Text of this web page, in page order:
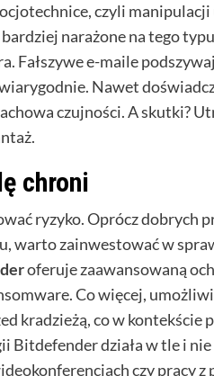
czyli
narażone na tego
Fałszywe e-maile
Nawet
czujności. A skutki?
chroni
ryzyko. Oprócz dobrych
warto zainwestować w
oferuje zaawansowaną
Co więcej,
kradzieżą, co w kontekście
Bitdefender działa w tle i
czy pracy z